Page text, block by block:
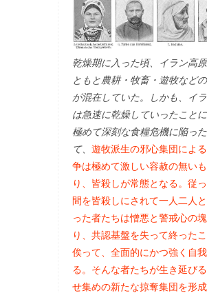
乾燥期に入った頃、イラン高
ともと農耕・牧畜・遊牧など
が混在していた。しかも、イ
は急速に乾燥していったことに
極めて深刻な食糧危機に陥っ
て、 遊牧派生の邪心集団によ
争は極めて激しい容赦の無い
り、皆殺しが常態となる。従
間を皆殺しにされて一人二人
った者たちは憎悪と警戒心の
り、共認基盤を失って終った
俟って、全面的にかつ強く自
る。そんな者たちが生き延び
せ集めの新たな掠奪集団を形